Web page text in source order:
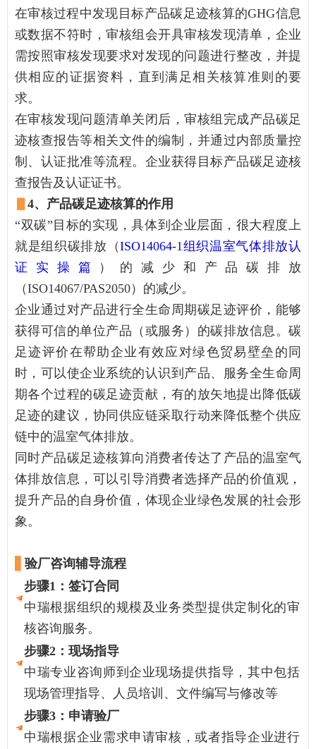
在审核过程中发现目标产品碳足迹核算的GHG信息
或数据不符时，审核组会开具审核发现清单，企业
需按照审核发现要求对发现的问题进行整改，并提
供相应的证据资料，直到满足相关核算准则的要
求。
在审核发现问题清单关闭后，审核组完成产品碳足
迹核查报告等相关文件的编制，并通过内部质量控
制、认证批准等流程。企业获得目标产品碳足迹核
查报告及认证证书。
4、产品碳足迹核算的作用
“双碳”目标的实现，具体到企业层面，很大程度上
就是组织碳排放（ISO14064-1组织温室气体排放认
证实操篇
）的减少和产品碳排放
（ISO14067/PAS2050）的减少。
企业通过对产品进行全生命周期碳足迹评价，能够
获得可信的单位产品（或服务）的碳排放信息。碳
足迹评价在帮助企业有效应对绿色贸易壁垒的同
时，可以使企业系统的认识到产品、服务全生命周
期各个过程的碳足迹贡献，有的放矢地提出降低碳
足迹的建议，协同供应链采取行动来降低整个供应
链中的温室气体排放。
同时产品碳足迹核算向消费者传达了产品的温室气
体排放信息，可以引导消费者选择产品的价值观，
提升产品的自身价值，体现企业绿色发展的社会形
象。
验厂咨询辅导流程
步骤1： 签订合同
中瑞根据组织的规模及业务类型提供定制化的审
核咨询服务。
步骤2： 现场指导
中瑞专业咨询师到企业现场提供指导，其中包括
现场管理指导、人员培训、文件编写与修改等
步骤3： 申请验厂
中瑞根据企业需求申请审核，或者指导企业进行